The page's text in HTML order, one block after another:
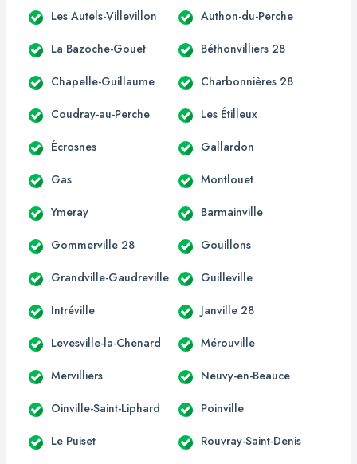
Les Autels-Villevillon Authon-du-Perche
La Bazoche-Gouet Béthonvilliers 28
Chapelle-Guillaume Charbonnières 28
Coudray-au-Perche Les Étilleux
Écrosnes Gallardon
Gas Montlouet
Ymeray Barmainville
Gommerville 28 Gouillons
Grandville-Gaudreville Guilleville
Intréville Janville 28
Levesville-la-Chenard Mérouville
Mervilliers Neuvy-en-Beauce
Oinville-Saint-Liphard Poinville
Le Puiset Rouvray-Saint-Denis